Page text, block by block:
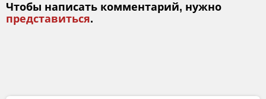
Чтобы написать комментарий, нужно
представиться.